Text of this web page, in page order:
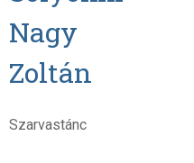
Nagy
Zoltán
Szarvastánc